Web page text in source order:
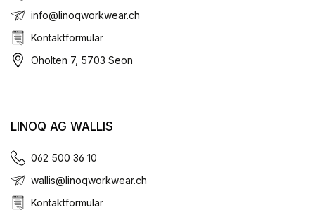
info@linoqworkwear.ch
Kontaktformular
Oholten 7, 5703 Seon
LINOQ AG WALLIS
062 500 36 10
wallis@linoqworkwear.ch
Kontaktformular